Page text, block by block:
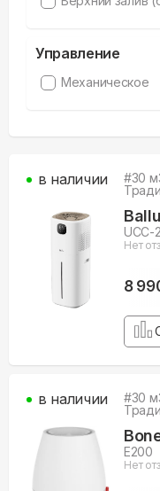
Управление
Механическое
#30
Ballu
UCC-
Нет
8
в наличии
#30
E200
Нет
в наличии